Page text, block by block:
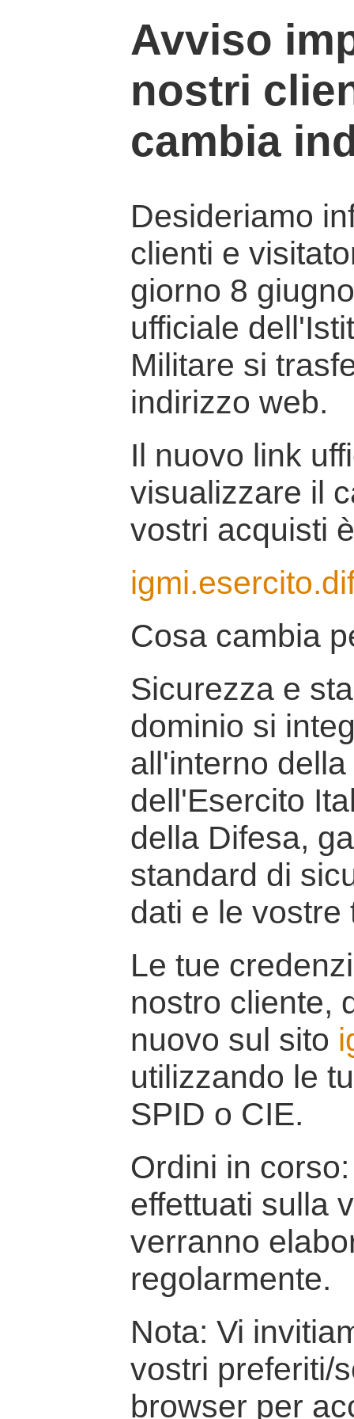
Avviso
nostri
cambia
Desideriamo
clienti e
giorno 8
ufficiale
Militare si
indirizzo web.
Il nuovo link
visualizzare il
vostri acquisti
Cosa cambia
Sicurezza e
dominio si
all'interno
dell'Esercito
della Difesa,
standard di
dati e le vostre
Le tue
nostro cliente,
nuovo sul sito
utilizzando le
SPID o CIE.
Ordini in
effettuati sulla
verranno
regolarmente.
Nota: Vi
vostri preferiti/
browser per